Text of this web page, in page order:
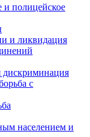
и полицейское
и ликвидация
дискриминация
с
населением и